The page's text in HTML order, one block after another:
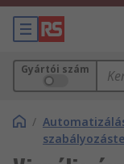
Gyártói szám
/